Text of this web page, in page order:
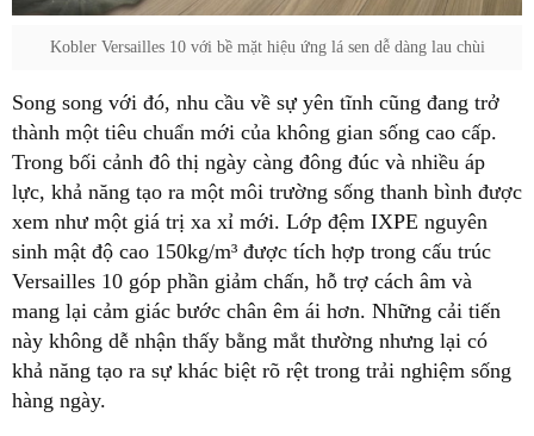
Kobler Versailles 10 với bề mặt hiệu ứng lá sen dễ dàng lau chùi
Song song với đó, nhu cầu về sự yên tĩnh cũng đang trở
thành một tiêu chuẩn mới của không gian sống cao cấp.
Trong bối cảnh đô thị ngày càng đông đúc và nhiều áp
lực, khả năng tạo ra một môi trường sống thanh bình được
xem như một giá trị xa xỉ mới. Lớp đệm IXPE nguyên
sinh mật độ cao 150kg/m³ được tích hợp trong cấu trúc
Versailles 10 góp phần giảm chấn, hỗ trợ cách âm và
mang lại cảm giác bước chân êm ái hơn. Những cải tiến
này không dễ nhận thấy bằng mắt thường nhưng lại có
khả năng tạo ra sự khác biệt rõ rệt trong trải nghiệm sống
hàng ngày.